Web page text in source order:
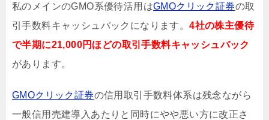
私のメインのGMO系優待活用はGMOクリック証券の取
引手数料キャッシュバックになります。4社の株主優待
で半期に21,000円ほどの取引手数料キャッシュバック
があります。
GMOクリック証券の信用取引手数料体系は残念ながら
一般信用売建導入あたりと同時にやや悪い方に改正さ